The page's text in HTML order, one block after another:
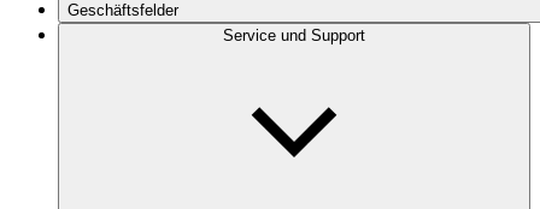
Geschäftsfelder
Service und Support